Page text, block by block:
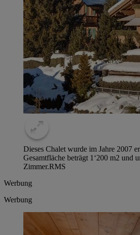
Dieses Chalet wurde im Jahre 2007
Gesamtfläche beträgt 1‘200 m2 und
Zimmer.RMS
Werbung
Werbung